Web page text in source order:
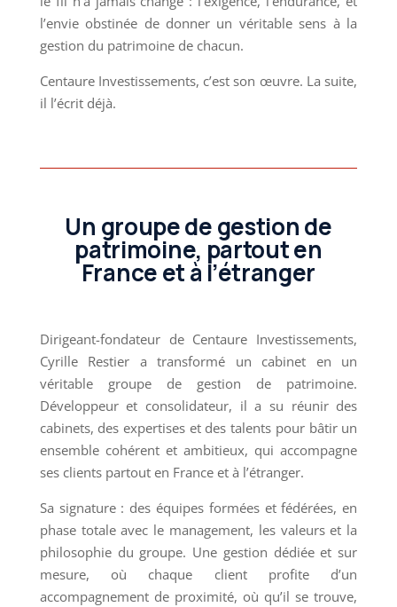
l’envie obstinée de donner un véritable sens à la
gestion du patrimoine de chacun.
Centaure Investissements, c’est son œuvre. La suite,
il l’écrit déjà.
Un groupe de gestion de
patrimoine, partout en
France et à l’étranger
Dirigeant-fondateur de Centaure Investissements,
Cyrille Restier a transformé un cabinet en un
véritable groupe de gestion de patrimoine.
Développeur et consolidateur, il a su réunir des
cabinets, des expertises et des talents pour bâtir un
ensemble cohérent et ambitieux, qui accompagne
ses clients partout en France et à l’étranger.
Sa signature : des équipes formées et fédérées, en
phase totale avec le management, les valeurs et la
philosophie du groupe. Une gestion dédiée et sur
mesure, où chaque client profite d’un
accompagnement de proximité, où qu’il se trouve,